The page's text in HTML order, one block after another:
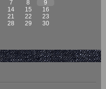
7 8
9
14 15
16
21 22
23
28 29
30